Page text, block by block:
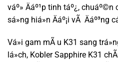
váº» Äáº¹p tinh táº¿, chuáº©n
sá»ng hiá»n Äáº¡i vÃ Äáº³ng
Vá»i gam mÃ u K31 sang
lá»ch, Kobler Sapphire K31